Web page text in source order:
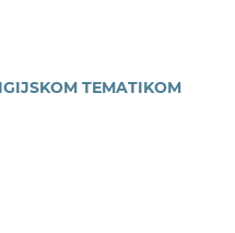
TEMATIKOM